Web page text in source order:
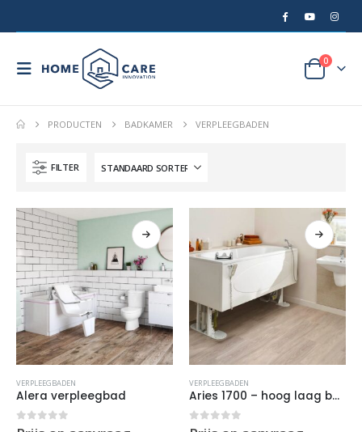
0
PRODUCTEN BADKAMER VERPLEEGBADEN
FILTER
VERPLEEGBADEN
Alera verpleegbad
0 out of 5
VERPLEEGBADEN
Aries 1700 – hoog laag bad
0 out of 5